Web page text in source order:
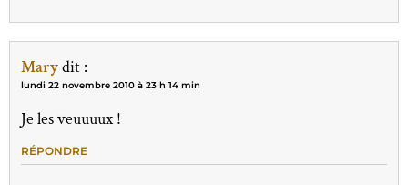
Marydit :
lundi 22 novembre 2010 à 23 h 14 min
Je les veuuuux !
RÉPONDRE